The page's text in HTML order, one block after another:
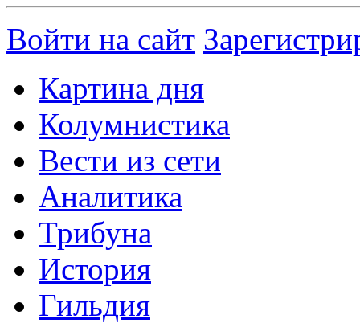
Войти на сайт
Картина дня
Колумнистика
Вести из сети
Аналитика
Трибуна
История
Гильдия